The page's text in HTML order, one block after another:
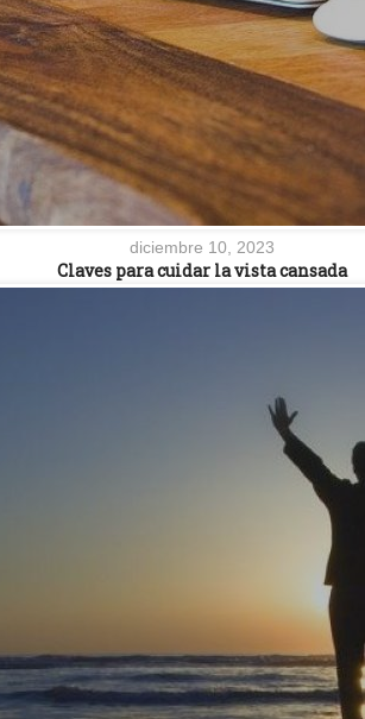
diciembre 10, 2023
Claves para cuidar la vista cansada